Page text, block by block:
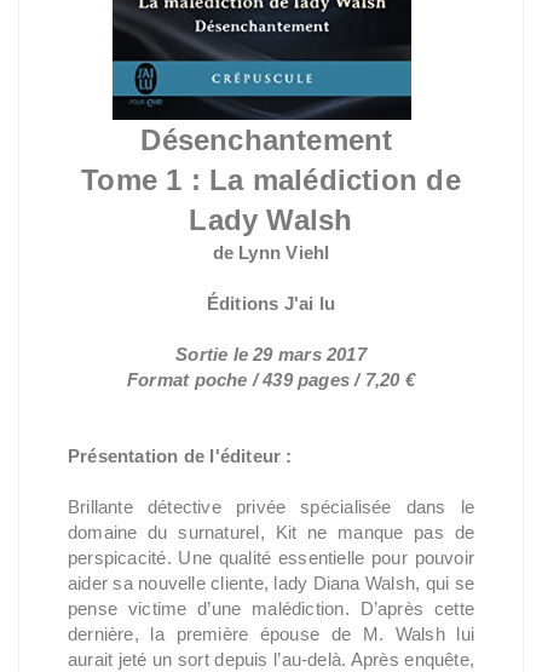
Désenchantement
Tome 1 : La malédiction de
Lady Walsh
de Lynn Viehl
Éditions J'ai lu
Sortie le 29 mars 2017
Format poche / 439 pages / 7,20 €
Présentation de l'éditeur :
Brillante détective privée spécialisée dans le
domaine du surnaturel, Kit ne manque pas de
perspicacité. Une qualité essentielle pour pouvoir
aider sa nouvelle cliente, lady Diana Walsh, qui se
pense victime d’une malédiction. D’après cette
dernière, la première épouse de M. Walsh lui
aurait jeté un sort depuis l’au-delà. Après enquête,